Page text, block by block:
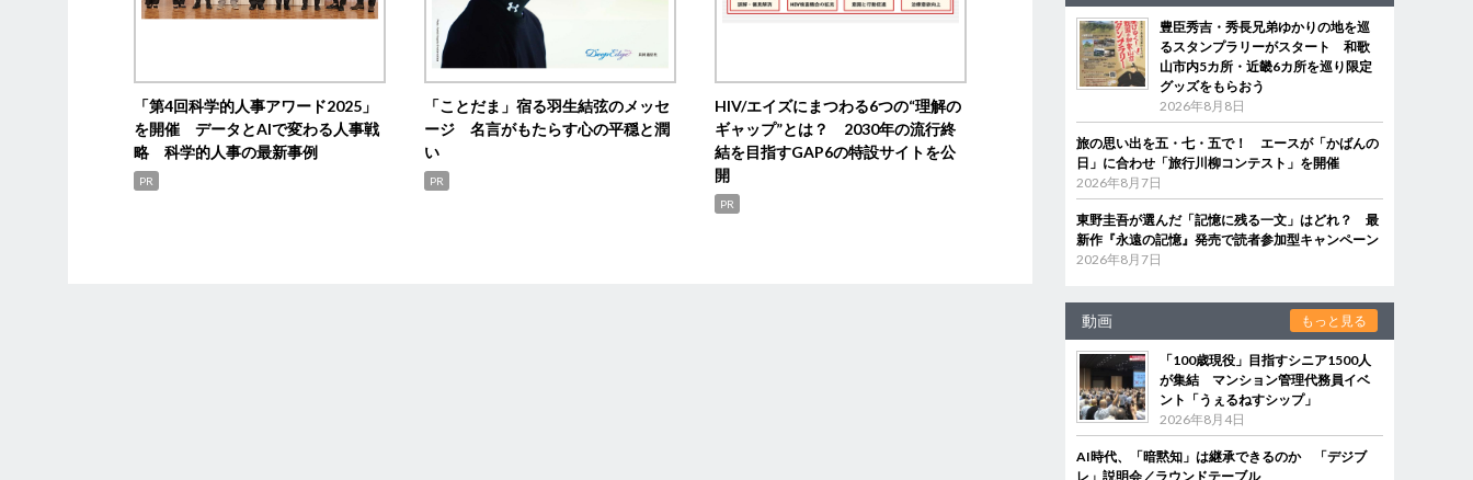
「第4回科学的人事アワード2025」
を開催 データとAIで変わる人事戦
略 科学的人事の最新事例
PR
「ことだま」宿る羽生結弦のメッセ
ージ 名言がもたらす心の平穏と潤
い
PR
HIV/エイズにまつわる6つの“理解の
ギャップ”とは？ 2030年の流行終
結を目指すGAP6の特設サイトを公
開
PR
豊臣秀吉・秀長兄弟ゆかりの地を巡
るスタンプラリーがスタート 和歌
山市内5カ所・近畿6カ所を巡り限定
グッズをもらおう
2026年8月8日
旅の思い出を五・七・五で！ エースが「かばんの
日」に合わせ「旅行川柳コンテスト」を開催
2026年8月7日
東野圭吾が選んだ「記憶に残る一文」はどれ？ 最
新作『永遠の記憶』発売で読者参加型キャンペーン
2026年8月7日
動画 もっと見る
「100歳現役」目指すシニア1500人
が集結 マンション管理代務員イベ
ント「うぇるねすシップ」
2026年8月4日
AI時代、「暗黙知」は継承できるのか 「デジブ
レ」説明会／ラウンドテーブル